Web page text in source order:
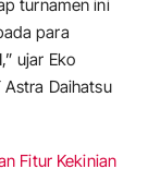
turnamen ini
para
,” ujar Eko
Astra Daihatsu
Fitur Kekinian